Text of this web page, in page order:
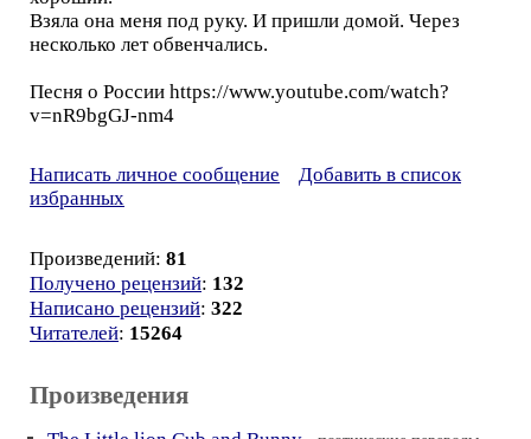
Взяла она меня под руку. И пришли домой. Через
несколько лет обвенчались.
Песня о России https://www.youtube.com/watch?
v=nR9bgGJ-nm4
Написать личное сообщение
Добавить в список
избранных
Произведений: 81
Получено рецензий: 132
Написано рецензий: 322
Читателей: 15264
Произведения